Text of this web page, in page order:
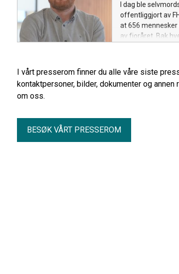
I dag ble
offentliggjort av
at 656
av fjoråret. Bak
da må hjelp
I vårt presserom finner du alle våre siste
kontaktpersoner, bilder, dokumenter og annen
om oss.
BESØK VÅRT PRESSEROM